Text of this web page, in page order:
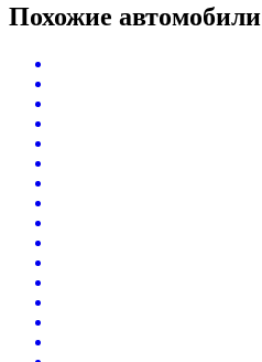
Похожие автомобили